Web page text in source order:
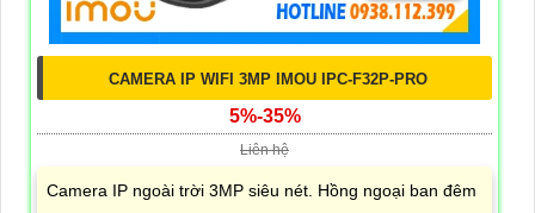
CAMERA IP WIFI 3MP IMOU IPC-F32P-PRO
5%-35%
Liên hệ
Camera IP ngoài trời 3MP siêu nét. Hồng ngoại ban đêm